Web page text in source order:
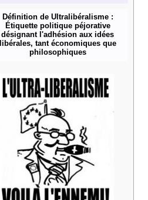
Définition de Ultralibéralisme :
Étiquette politique péjorative
désignant l'adhésion aux idées
libérales, tant économiques que
philosophiques